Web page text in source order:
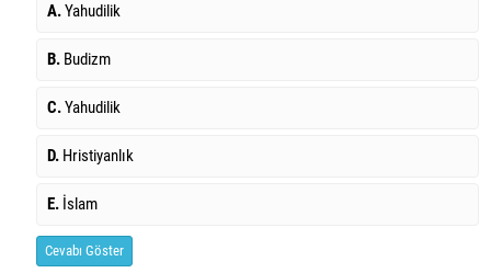
A.Yahudilik
B. Budizm
C.Yahudilik
D. Hristiyanlık
E. İslam
Cevabı Göster